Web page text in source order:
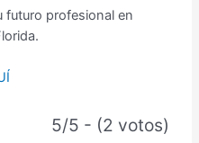
futuro profesional en
5/5 - (2 votos)